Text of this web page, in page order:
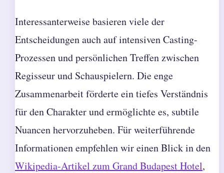
Interessanterweise basieren viele der
Entscheidungen auch auf intensiven Casting-
Prozessen und persönlichen Treffen zwischen
Regisseur und Schauspielern. Die enge
Zusammenarbeit förderte ein tiefes Verständnis
für den Charakter und ermöglichte es, subtile
Nuancen hervorzuheben. Für weiterführende
Informationen empfehlen wir einen Blick in den
Wikipedia-Artikel zum Grand Budapest Hotel,